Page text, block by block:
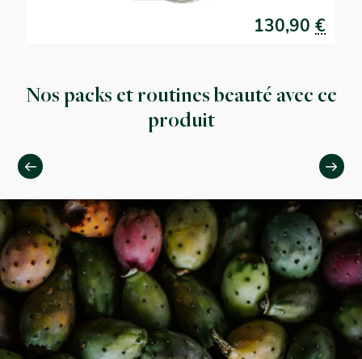
130,90€
Nos packs et routines beauté avec ce
produit